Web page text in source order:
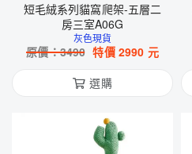
短毛絨系列貓窩爬架-五層二
房三室A06G
灰色現貨
原價：3490 特價 2990 元
選購